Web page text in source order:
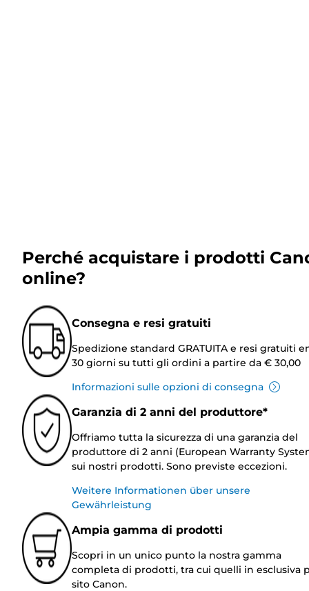
Perché acquistare i prodotti
online?
Consegna e resi gratuiti
Spedizione standard GRATUITA e resi gratuiti
30 giorni su tutti gli ordini a partire da € 30,00
Informazioni sulle opzioni di consegna
Garanzia di 2 anni del produttore*
Offriamo tutta la sicurezza di una garanzia del
produttore di 2 anni (European Warranty
sui nostri prodotti. Sono previste eccezioni.
Weitere Informationen über unsere
Gewährleistung
Ampia gamma di prodotti
Scopri in un unico punto la nostra gamma
completa di prodotti, tra cui quelli in esclusiva
sito Canon.